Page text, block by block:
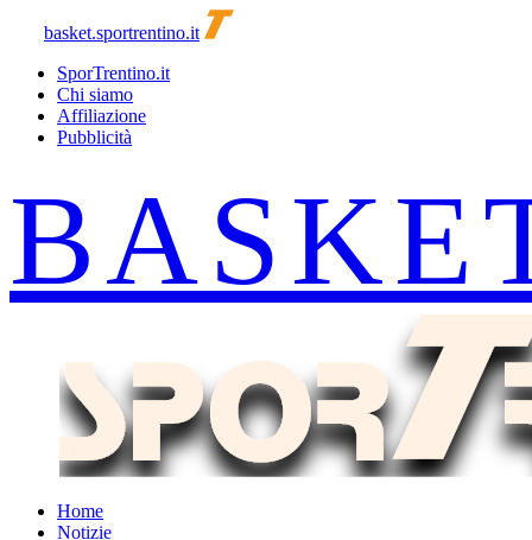
basket.sportrentino.it
SporTrentino.it
Chi siamo
Affiliazione
Pubblicità
Home
Notizie